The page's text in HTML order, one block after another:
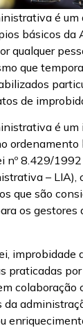
é um
básicos da
qualquer
que
de
é um
ordenamento
nº 8.429/1992
– LIA),
que são
os gestores
improbidade
praticadas
colaboração